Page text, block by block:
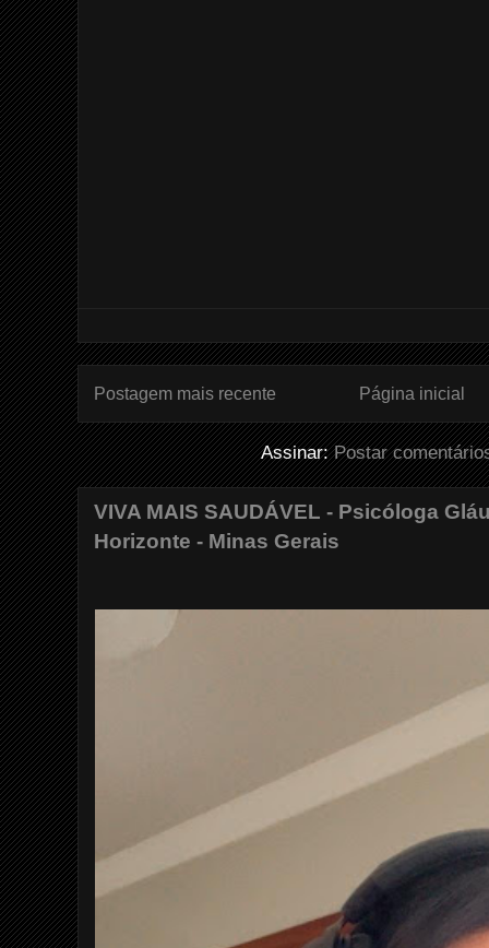
Postagem mais recente Página inicial
Assinar:Postar
VIVA MAIS SAUDÁVEL - Psicóloga
Horizonte - Minas Gerais